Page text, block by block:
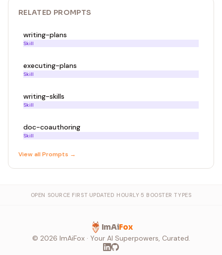
RELATED PROMPTS
writing-plans
Skill
executing-plans
Skill
writing-skills
Skill
doc-coauthoring
Skill
View allPrompts →
OPEN SOURCE FIRST·UPDATED HOURLY·5 BOOSTER TYPES
ImAiFox
© 2026 ImAiFox · Your AI Superpowers, Curated.